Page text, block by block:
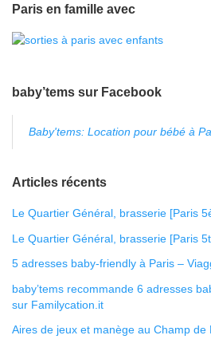
Paris en famille avec
baby’tems sur Facebook
Baby'tems: Location pour bébé à
Articles récents
Le Quartier Général, brasserie [Paris
Le Quartier Général, brasserie [Paris
5 adresses baby-friendly à Paris –
baby’tems recommande 6 adresses
sur Familycation.it
Aires de jeux et manège au Champ de